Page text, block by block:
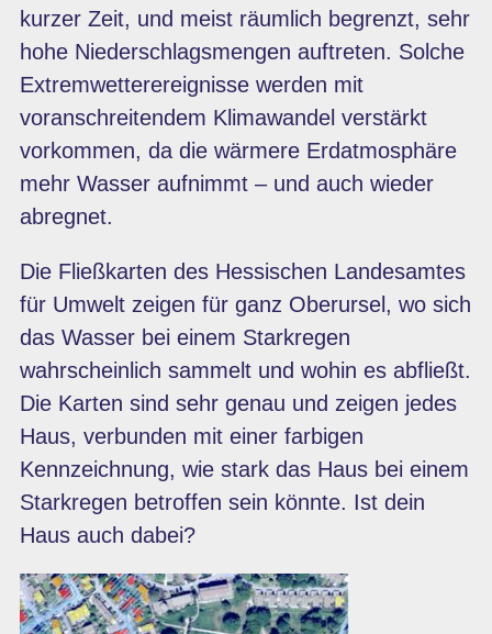
kurzer Zeit, und meist räumlich begrenzt, sehr
hohe Niederschlagsmengen auftreten. Solche
Extremwetterereignisse werden mit
voranschreitendem Klimawandel verstärkt
vorkommen, da die wärmere Erdatmosphäre
mehr Wasser aufnimmt – und auch wieder
abregnet.
Die Fließkarten des Hessischen Landesamtes
für Umwelt zeigen für ganz Oberursel, wo sich
das Wasser bei einem Starkregen
wahrscheinlich sammelt und wohin es abfließt.
Die Karten sind sehr genau und zeigen jedes
Haus, verbunden mit einer farbigen
Kennzeichnung, wie stark das Haus bei einem
Starkregen betroffen sein könnte. Ist dein
Haus auch dabei?